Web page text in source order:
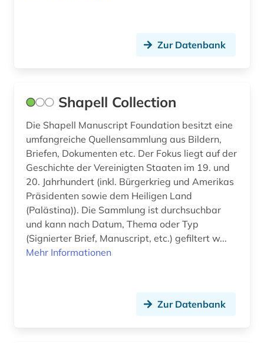
Zur Datenbank
Shapell Collection
Die Shapell Manuscript Foundation besitzt eine
umfangreiche Quellensammlung aus Bildern,
Briefen, Dokumenten etc. Der Fokus liegt auf der
Geschichte der Vereinigten Staaten im 19. und
20. Jahrhundert (inkl. Bürgerkrieg und Amerikas
Präsidenten sowie dem Heiligen Land
(Palästina)). Die Sammlung ist durchsuchbar
und kann nach Datum, Thema oder Typ
(Signierter Brief, Manuscript, etc.) gefiltert w...
Mehr Informationen
Zur Datenbank